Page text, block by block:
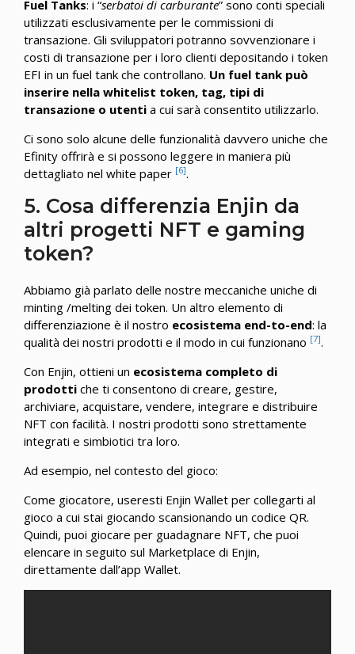
Fuel Tanks: i “serbatoi di carburante” sono conti speciali
utilizzati esclusivamente per le commissioni di
transazione. Gli sviluppatori potranno sovvenzionare i
costi di transazione per i loro clienti depositando i token
EFI in un fuel tank che controllano. Un fuel tank può
inserire nella whitelist token, tag, tipi di
transazione o utenti a cui sarà consentito utilizzarlo.
Ci sono solo alcune delle funzionalità davvero uniche che
Efinity offrirà e si possono leggere in maniera più
dettagliato nel white paper [6].
5. Cosa differenzia Enjin da
altri progetti NFT e gaming
token?
Abbiamo già parlato delle nostre meccaniche uniche di
minting /melting dei token. Un altro elemento di
differenziazione è il nostro ecosistema end-to-end: la
qualità dei nostri prodotti e il modo in cui funzionano [7].
Con Enjin, ottieni un ecosistema completo di
prodotti che ti consentono di creare, gestire,
archiviare, acquistare, vendere, integrare e distribuire
NFT con facilità. I nostri prodotti sono strettamente
integrati e simbiotici tra loro.
Ad esempio, nel contesto del gioco:
Come giocatore, useresti Enjin Wallet per collegarti al
gioco a cui stai giocando scansionando un codice QR.
Quindi, puoi giocare per guadagnare NFT, che puoi
elencare in seguito sul Marketplace di Enjin,
direttamente dall’app Wallet.